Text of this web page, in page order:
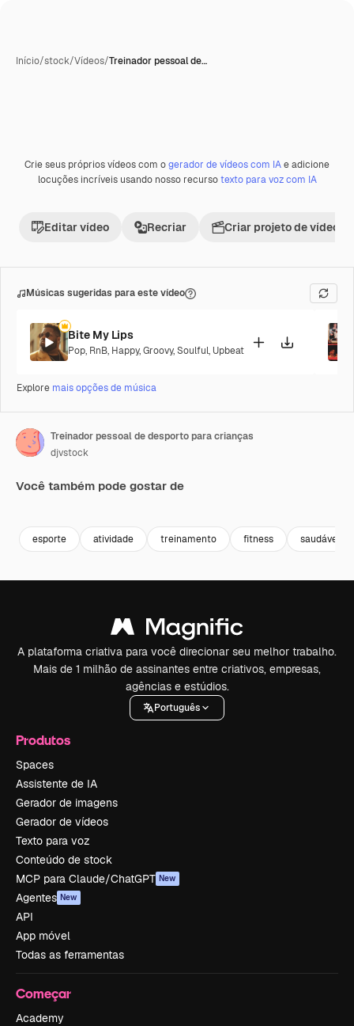
Início/stock/Vídeos/Treinador pessoal de…
Premium
Crie seus próprios vídeos com ogerador de vídeos com IAe adicione
locuções incríveis usando nosso recursotexto para voz com IA
Editar vídeo Recriar Criar projeto de vídeo
Músicas sugeridas para este vídeo
Bite My Lips
Pop, RnB, Happy,Groovy,Soulful, Upbeat
Explore mais opções de música
Treinador pessoal de desporto para crianças
djvstock
Você também pode gostar de
esporte atividade treinamento fitness saudável
A plataforma criativa para você direcionar seu melhor trabalho.
Mais de 1 milhão de assinantes entre criativos, empresas,
agências e estúdios.
Português
Produtos
Spaces
Assistente de IA
Gerador de imagens
Gerador de vídeos
Texto para voz
Conteúdo de stock
MCP para Claude/ChatGPT New
Agentes New
API
App móvel
Todas as ferramentas
Começar
Academy